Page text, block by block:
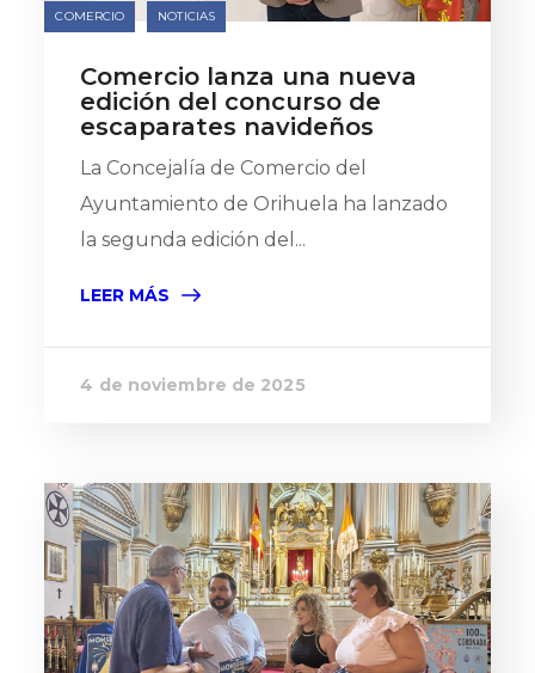
COMERCIO NOTICIAS
Comercio lanza una nueva
edición del concurso de
escaparates navideños
La Concejalía de Comercio del
Ayuntamiento de Orihuela ha lanzado
la segunda edición del...
LEER MÁS
4 de noviembre de 2025